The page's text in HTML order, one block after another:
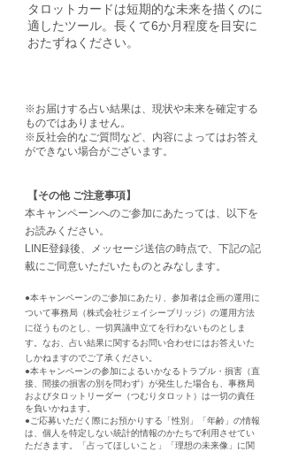
タロットカードは短期的な未来を描くのに
適したツール。長くて6か月程度を目安に
おたずねください。
※お届けする占い結果は、現状や未来を確定する
ものではありません。
※反社会的なご質問など、内容によってはお答え
ができない場合がございます。
【その他 ご注意事項】
本キャンペーンへのご参加にあたっては、以下を
お読みください。
LINE登録後、メッセージ送信の時点で、下記の記
載にご同意いただいたものとみなします。
●本キャンペーンのご参加にあたり、参加者は企画の運用に
ついて事務局（株式会社ジェイシーブリッジ）の運用方法
に従うものとし、一切異議申立てを行わないものとしま
す。なお、占い結果に関するお問い合わせにはお答えいた
しかねますのでご了承ください。
●本キャンペーンの参加によるいかなるトラブル・損害（直
接、間接の損害の別を問わず）が発生した場合も、事務局
およびタロットリーダー（つむりタロット）は一切の責任
を負いかねます。
●ご応募いただく際にお預かりする「性別」「年齢」の情報
は、個人を特定しない統計的情報のかたちで利用させてい
ただきます。「占ってほしいこと」「理想の未来像」に関